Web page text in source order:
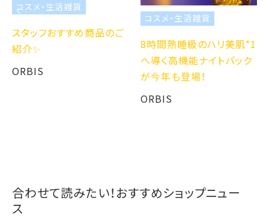
コスメ・生活雑貨
スタッフおすすめ商品のご
紹介✨
ORBIS
コスメ・生活雑貨
8時間熟睡級のハリ美肌*1
へ導く⾼機能ナイトパック
が今年も登場！
ORBIS
合わせて読みたい！おすすめショップニュー
ス